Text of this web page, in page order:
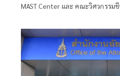
MAST Center และ คณะวิศวกรร
ปร